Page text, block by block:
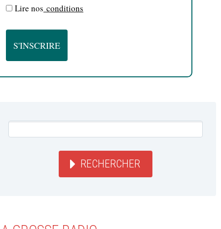
Lire nos conditions
RECHERCHER